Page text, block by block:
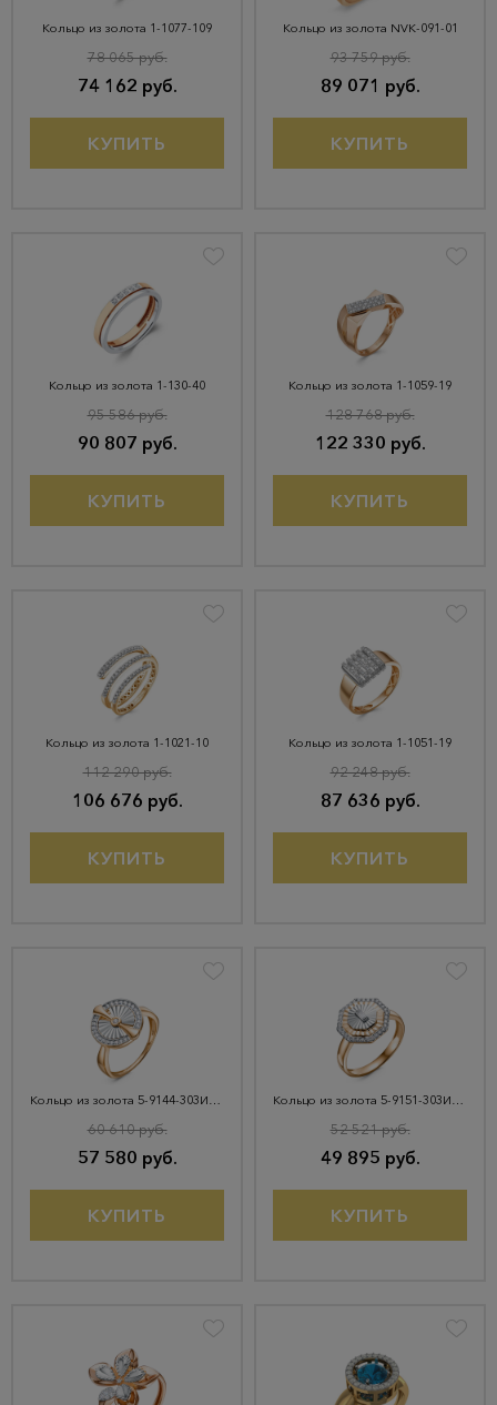
Кольцо из золота 1-1077-109
74 162 руб.
78 065 руб.
КУПИТЬ
Кольцо из золота NVК-091-01
89 071 руб.
93 759 руб.
КУПИТЬ
Кольцо из золота 1-130-40
90 807 руб.
95 586 руб.
КУПИТЬ
Кольцо из золота 1-1059-19
122 330 руб.
128 768 руб.
КУПИТЬ
Кольцо из золота 1-1021-10
106 676 руб.
112 290 руб.
КУПИТЬ
Кольцо из золота 1-1051-19
87 636 руб.
92 248 руб.
КУПИТЬ
Кольцо из золота 5-9144-303И4-1КБ
57 580 руб.
60 610 руб.
КУПИТЬ
Кольцо из золота 5-9151-303И4-1КБ
49 895 руб.
52 521 руб.
КУПИТЬ